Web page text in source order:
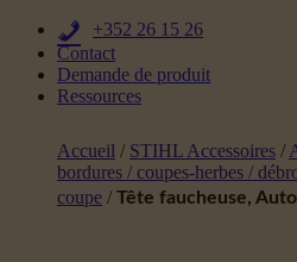
+352 26 15 26
Contact
Demande de produit
Ressources
Accueil / STIHL Accessoires /
bordures / coupes-herbes /
coupe / Tête faucheuse,